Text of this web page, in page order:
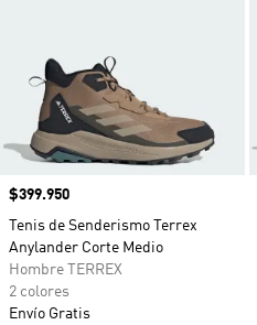
Precio
$399.950
Tenis de Senderismo Terrex
Anylander Corte Medio
Hombre TERREX
2 colores
Envío Gratis